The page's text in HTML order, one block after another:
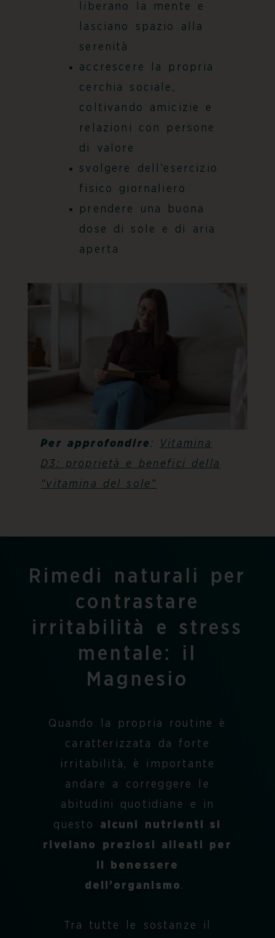
liberano la mente e
lasciano spazio alla
serenità
accrescere la propria
cerchia sociale,
coltivando amicizie e
relazioni con persone
di valore
svolgere dell’esercizio
fisico giornaliero
prendere una buona
dose di sole e di aria
aperta
Per approfondire:
Vitamina
D3: proprietà e benefici della
“vitamina del sole”
Rimedi naturali per
contrastare
irritabilità e stress
mentale: il
Magnesio
Quando la propria routine è
caratterizzata da forte
irritabilità, è importante
andare a correggere le
abitudini quotidiane e in
questo
alcuni nutrienti si
rivelano preziosi alleati per
il benessere
dell’organismo .
Tra tutte le sostanze il